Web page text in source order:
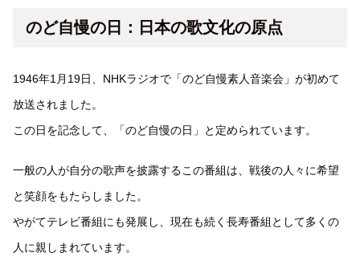
のど自慢の日：日本の歌文化の原点
1946年1月19日、NHKラジオで「のど自慢素人音楽会」が初めて
放送されました。
この日を記念して、「のど自慢の日」と定められています。
一般の人が自分の歌声を披露するこの番組は、戦後の人々に希望
と笑顔をもたらしました。
やがてテレビ番組にも発展し、現在も続く長寿番組として多くの
人に親しまれています。